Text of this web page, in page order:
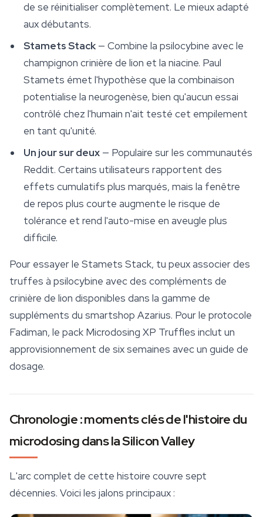
de se réinitialiser complètement. Le mieux adapté
aux débutants.
Stamets Stack— Combine la psilocybine avec le
champignon crinière de lion et la niacine. Paul
Stamets émet l'hypothèse que la combinaison
potentialise la neurogenèse, bien qu'aucun essai
contrôlé chez l'humain n'ait testé cet empilement
en tant qu'unité.
Un jour sur deux — Populaire sur les communautés
Reddit. Certains utilisateurs rapportent des
effets cumulatifs plus marqués, mais la fenêtre
de repos plus courte augmente le risque de
tolérance et rend l'auto-mise en aveugle plus
difficile.
Pour essayer le Stamets Stack, tu peux associer des
truffes à psilocybine avec des compléments de
crinière de lion disponibles dans la gamme de
suppléments du smartshop Azarius. Pour le protocole
Fadiman, le pack Microdosing XP Truffles inclut un
approvisionnement de six semaines avec un guide de
dosage.
Chronologie : moments clés de l'histoire du
microdosing dans la Silicon Valley
L'arc complet de cette histoire couvre sept
décennies. Voici les jalons principaux :